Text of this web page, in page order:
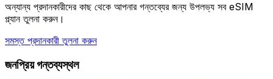
অন্যান্য প্রদানকারীদের কাছ থেকে আপনার গন্তব্যের জন্য উপলভ্য সব eSIM
প্ল্যান তুলনা করুন।
সমস্ত প্রদানকারী তুলনা করুন
জনপ্রিয় গন্তব্যস্থল